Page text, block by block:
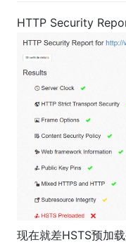
HTTP Security
现在就差HSTS预加